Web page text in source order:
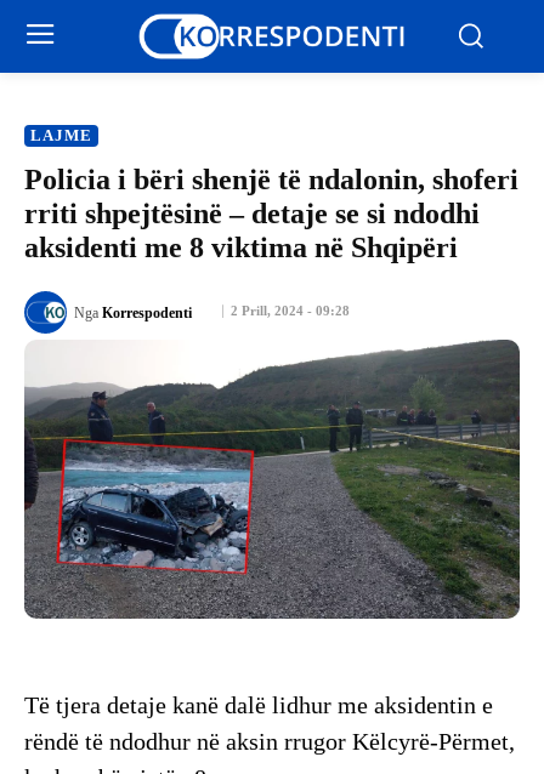
LAJME
Policia i bëri shenjë të ndalonin, shoferi
rriti shpejtësinë – detaje se si ndodhi
aksidenti me 8 viktima në Shqipëri
2 Prill, 2024 - 09:28
Nga Korrespodenti
Të tjera detaje kanë dalë lidhur me aksidentin e
rëndë të ndodhur në aksin rrugor Këlcyrë-Përmet,